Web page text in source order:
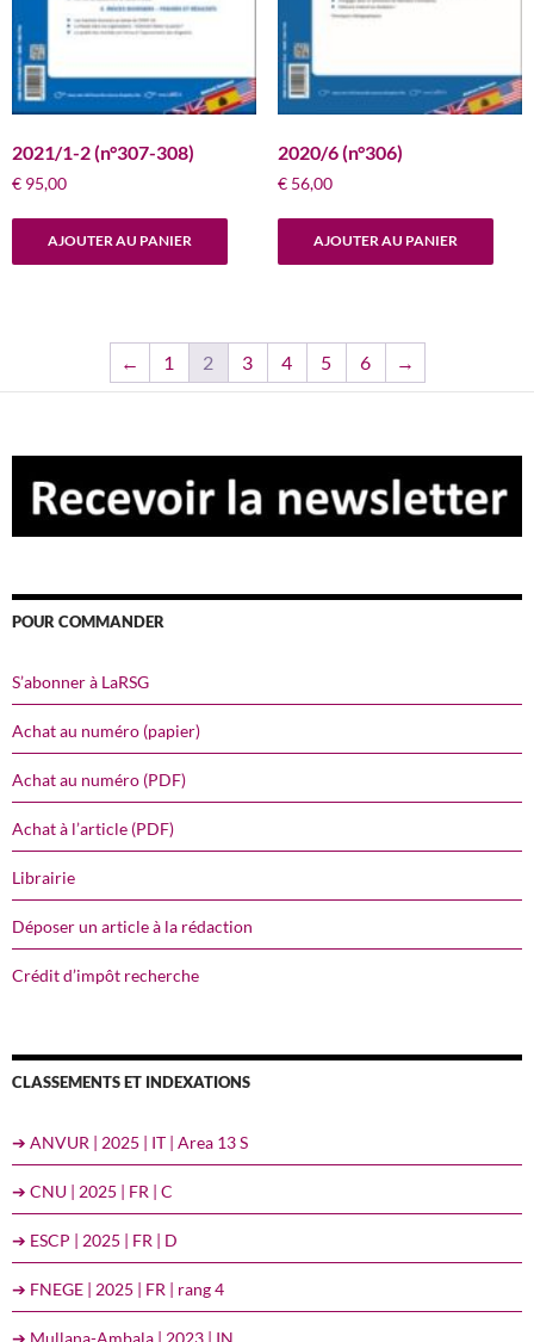
2021/1-2 (n°307-308)
€ 95,00
AJOUTER AU PANIER
2020/6 (n°306)
€56,00
AJOUTER AU PANIER
← 1 2 3 4 5 6 →
POUR COMMANDER
S’abonner à LaRSG
Achat au numéro (papier)
Achat au numéro (PDF)
Achat à l’article (PDF)
Librairie
Déposer un article à la rédaction
Crédit d’impôt recherche
CLASSEMENTS ET INDEXATIONS
➔ ANVUR | 2025 | IT | Area 13 S
➔ CNU | 2025 | FR | C
➔ ESCP | 2025 | FR | D
➔ FNEGE | 2025 | FR | rang 4